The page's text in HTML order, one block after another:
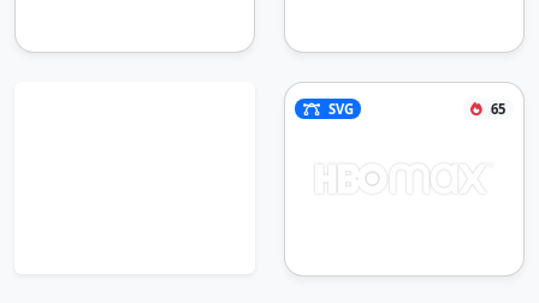
SVG 65